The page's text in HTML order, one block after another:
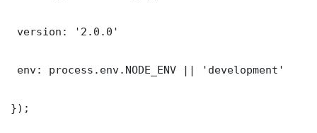
version: '2.0.0'
env: process.env.NODE_ENV || 'development'
});